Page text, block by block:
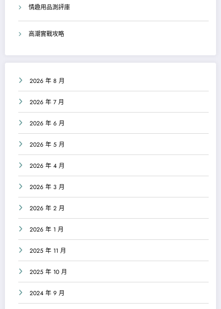
情趣用品測評庫
高潮實戰攻略
2026 年 8 月
2026 年 7 月
2026 年 6 月
2026 年 5 月
2026 年 4 月
2026 年 3 月
2026 年 2 月
2026 年 1 月
2025 年 11 月
2025 年 10 月
2024 年 9 月